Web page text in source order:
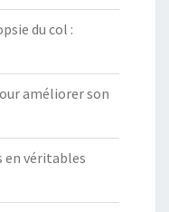
du col :
améliorer son
en véritables